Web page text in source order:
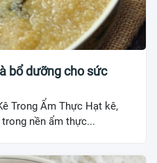
bổ dưỡng cho sức
Trong Ẩm Thực Hạt kê,
nền ẩm thực...